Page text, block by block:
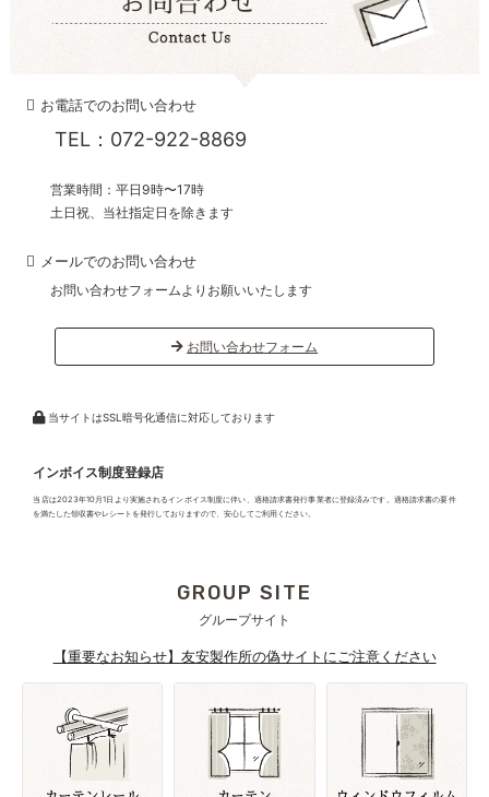
お電話でのお問い合わせ
TEL：072-922-8869
営業時間：平日9時〜17時
土日祝、当社指定日を除きます
メールでのお問い合わせ
お問い合わせフォームよりお願いいたします
お問い合わせフォーム
当サイトはSSL暗号化通信に対応しております
インボイス制度登録店
当店は2023年10月1日より実施されるインボイス制度に伴い、適格請求書発行事業者に登録済みです。適格請求書の要件
を満たした領収書やレシートを発行しておりますので、安心してご利用ください。
GROUP SITE
グループサイト
【重要なお知らせ】友安製作所の偽サイトにご注意ください